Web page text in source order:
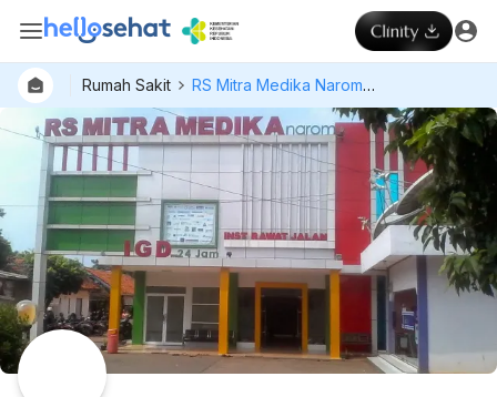
Rumah Sakit RS Mitra Medika Narom Cikarang Barat